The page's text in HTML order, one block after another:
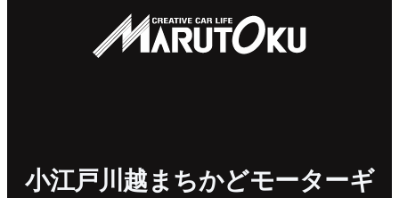
小江戸川越まちかどモーターギ